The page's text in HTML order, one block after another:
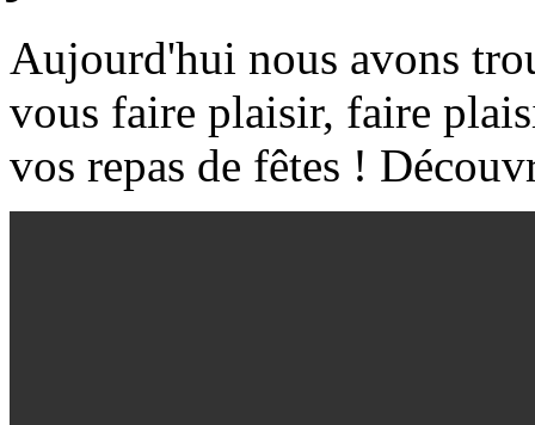
Aujourd'hui nous avons
vous faire plaisir, faire
vos repas de fêtes !